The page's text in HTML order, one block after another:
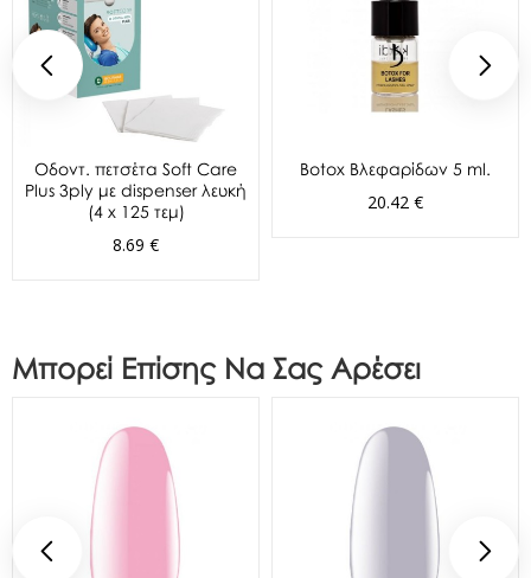
Oδοντ. πετσέτα Soft Care
Plus 3ply με dispenser λευκή
(4 x 125 τεμ)
8.69 €
Botox Βλεφαρίδων 5 ml.
20.42 €
Μπορεί Επίσης Να Σας Αρέσει